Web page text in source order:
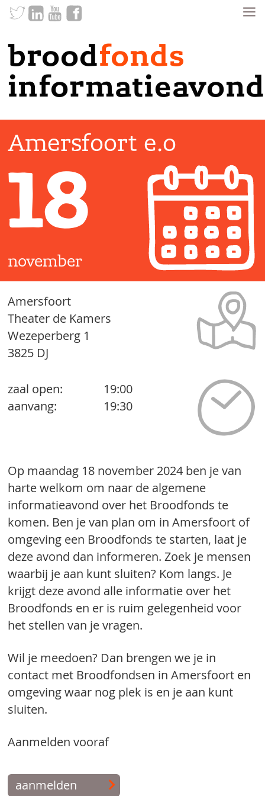
broodfonds
informatieavond
Amersfoort e.o
18
november
Amersfoort
Theater de Kamers
Wezeperberg 1
3825 DJ
zaal open:
19:00
aanvang:
19:30
Op maandag 18 november 2024 ben je van
harte welkom om naar de algemene
informatieavond over het Broodfonds te
komen. Ben je van plan om in Amersfoort of
omgeving een Broodfonds te starten, laat je
deze avond dan informeren. Zoek je mensen
waarbij je aan kunt sluiten? Kom langs. Je
krijgt deze avond alle informatie over het
Broodfonds en er is ruim gelegenheid voor
het stellen van je vragen.
Wil je meedoen? Dan brengen we je in
contact met Broodfondsen in Amersfoort en
omgeving waar nog plek is en je aan kunt
sluiten.
Aanmelden vooraf
aanmelden